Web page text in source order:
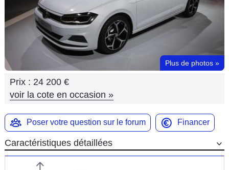
Services
Moto
Marques
Plus de photos »
Prix : 24 200 €
voir la cote en occasion »
Poser votre question sur le forum Financer
Caractéristiques détaillées